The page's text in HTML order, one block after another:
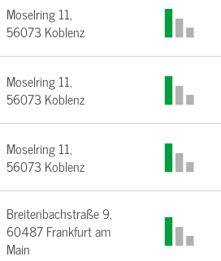
Moselring 11,
56073 Koblenz
Moselring 11,
56073 Koblenz
Moselring 11,
56073 Koblenz
Breitenbachstraße 9,
60487 Frankfurt am
Main